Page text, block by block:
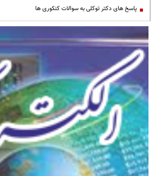
پاسخ های دکتر توکلی به سوالات کنکوری ها